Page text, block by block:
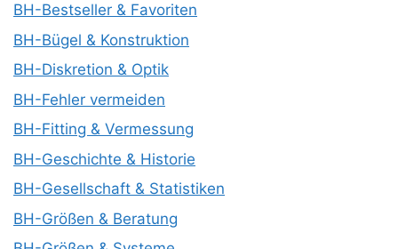
BH-Bestseller & Favoriten
BH-Bügel & Konstruktion
BH-Diskretion & Optik
BH-Fehler vermeiden
BH-Fitting & Vermessung
BH-Geschichte & Historie
BH-Gesellschaft & Statistiken
BH-Größen & Beratung